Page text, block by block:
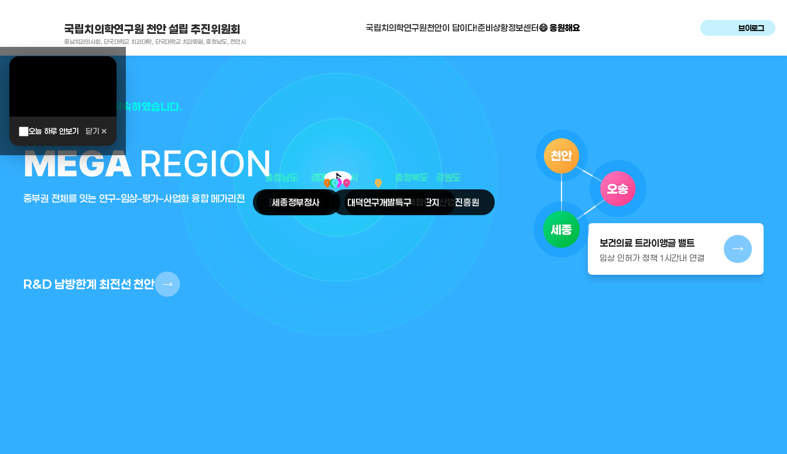
국립치의학연구원 천안 설립 추진위원회
충남치과의사회, 단국대학교 치과대학, 단국대학교 치과병원, 충청남도, 천안시
국립치의학연구원천안이 답이다!준비상황정보센터 😄 응원해요 브이로그
오늘 하루 안보기 닫기 ✕
대한민국은 두번이나 약속하였습니다.
MEGA REGION
중부권 전체를 잇는 연구–임상–평가–사업화 융합 메가리전
R&D 남방한계 최전선 천안
보건의료 트라이앵글 밸트
임상 인허가 정책 1시간내 연결
arrow_selector_tool 강원도
경기도 충청북도
충청남도 대전광역시
place
천안시
place
세종정부청사
place
판교테크노밸리
place
오송첨단의료복합단지
place
대덕연구개발특구
place
원주의료기기산업진흥원